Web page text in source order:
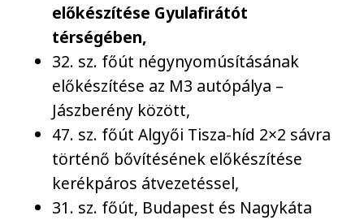
előkészítése Gyulafirátót
térségében,
32. sz. főút négynyomúsításának
előkészítése az M3 autópálya –
Jászberény között,
47. sz. főút Algyői Tisza-híd 2×2 sávra
történő bővítésének előkészítése
kerékpáros átvezetéssel,
31. sz. főút, Budapest és Nagykáta